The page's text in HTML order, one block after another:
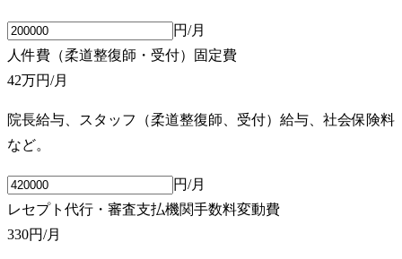
円/月
人件費（柔道整復師・受付）
固定費
42万円/月
院長給与、スタッフ（柔道整復師、受付）給与、社会保険料
など。
円/月
レセプト代行・審査支払機関手数料変動費
330円/月